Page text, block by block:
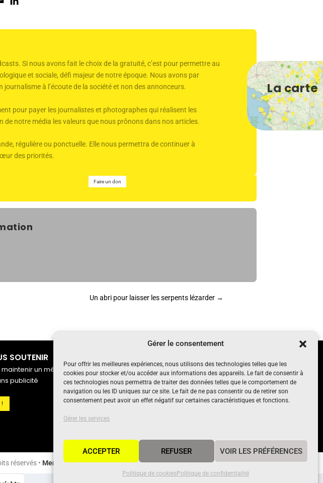
Gérer le consentement
Pour offrir les meilleures expériences, nous utilisons des technologies telles que les
cookies pour stocker et/ou accéder aux informations des appareils. Le fait de consentir à
ces technologies nous permettra de traiter des données telles que le comportement de
navigation ou les ID uniques sur ce site. Le fait de ne pas consentir ou de retirer son
consentement peut avoir un effet négatif sur certaines caractéristiques et fonctions.
Gérer les services
ACCEPTER REFUSER VOIR LES PRÉFÉRENCES
Politique de cookiesPolitique de confidentialité
La carte
Si nous avons fait le choix de la gratuité, c’est pour permettre au
et sociale, défi majeur de notre époque. Nous avons par
à l’écoute de la société et non des annonceurs.
pour payer les journalistes et photographes qui réalisent les
notre média les valeurs que nous prônons dans nos articles.
régulière ou ponctuelle. Elle nous permettra de continuer à
des priorités.
Faire un don
Un abri pour laisser les serpents lézarder→
SOUTENIR
maintenir un média indépendant, gratuit
publicité
!
réservés • Mentions légales